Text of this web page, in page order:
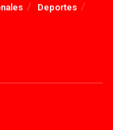
Deportes